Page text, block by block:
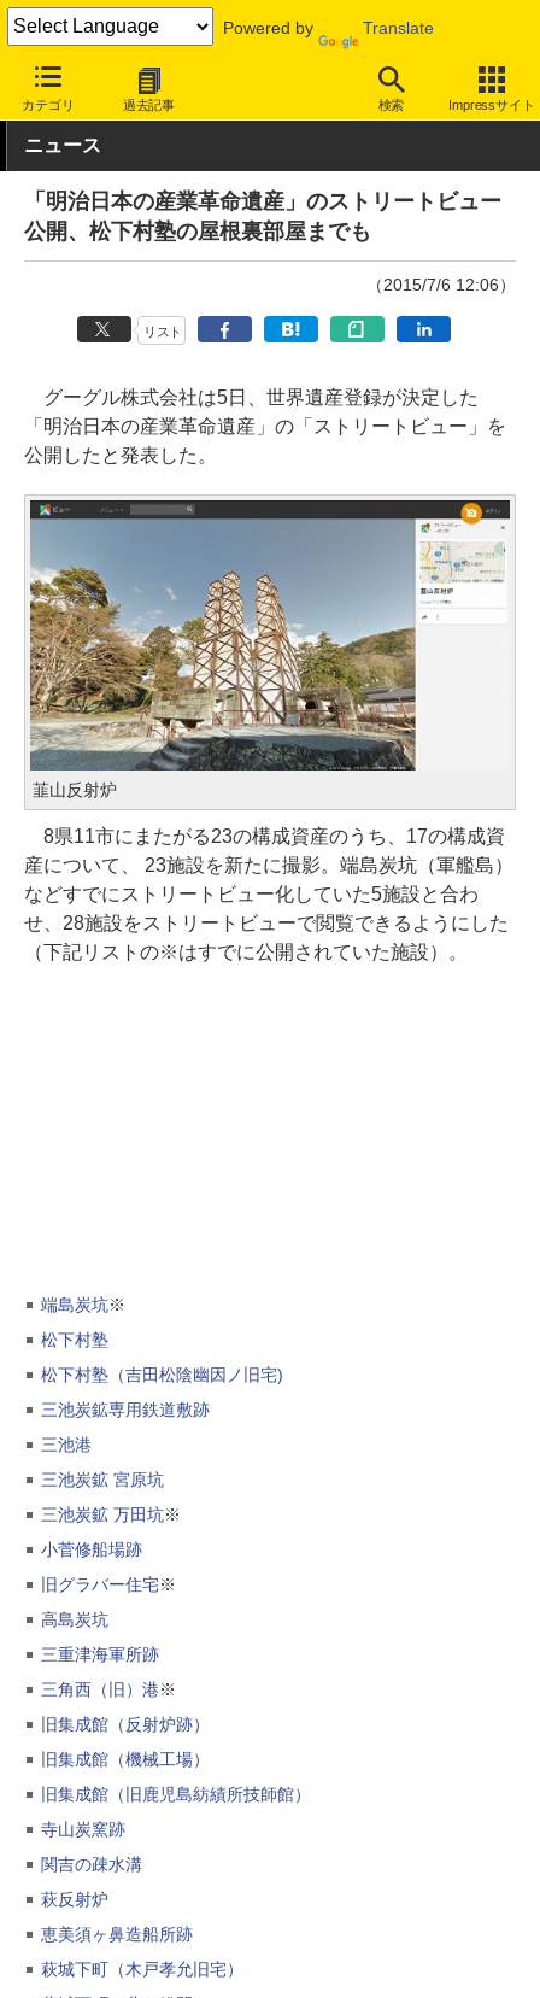
Powered by Translate
カテゴリ 過去記事 検索 Impressサイト
INTERNET Watch トピック
ニュース
「明治日本の産業革命遺産」のストリートビュー
公開、松下村塾の屋根裏部屋までも
（2015/7/6 12:06）
リスト
グーグル株式会社は5日、世界遺産登録が決定した
「明治日本の産業革命遺産」の「ストリートビュー」を
公開したと発表した。
韮山反射炉
8県11市にまたがる23の構成資産のうち、17の構成資
産について、 23施設を新たに撮影。端島炭坑（軍艦島）
などすでにストリートビュー化していた5施設と合わ
せ、28施設をストリートビューで閲覧できるようにした
（下記リストの※はすでに公開されていた施設）。
端島炭坑※
松下村塾
松下村塾（吉田松陰幽因ノ旧宅)
三池炭鉱専用鉄道敷跡
三池港
三池炭鉱 宮原坑
三池炭鉱 万田坑※
小菅修船場跡
旧グラバー住宅※
高島炭坑
三重津海軍所跡
三角西（旧）港※
旧集成館（反射炉跡）
旧集成館（機械工場）
旧集成館（旧鹿児島紡績所技師館）
寺山炭窯跡
関吉の疎水溝
萩反射炉
恵美須ヶ鼻造船所跡
萩城下町（木戸孝允旧宅）